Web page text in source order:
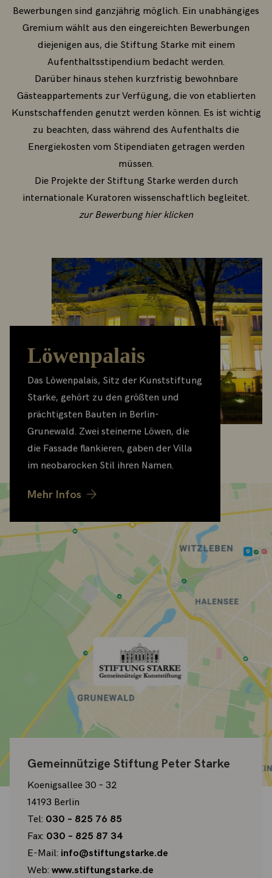
Bewerbungen sind ganzjährig möglich. Ein unabhängiges
Gremium wählt aus den eingereichten Bewerbungen
diejenigen aus, die Stiftung Starke mit einem
Aufenthaltsstipendium bedacht werden.
Darüber hinaus stehen kurzfristig bewohnbare
Gästeappartements zur Verfügung, die von etablierten
Kunstschaffenden genutzt werden können. Es ist wichtig
zu beachten, dass während des Aufenthalts die
Energiekosten vom Stipendiaten getragen werden
müssen.
Die Projekte der Stiftung Starke werden durch
internationale Kuratoren wissenschaftlich begleitet.
zur Bewerbung hier klicken
Löwenpalais
Das Löwenpalais, Sitz der Kunststiftung
Starke, gehört zu den größten und
prächtigsten Bauten in Berlin-
Grunewald. Zwei steinerne Löwen, die
die Fassade flankieren, gaben der Villa
im neobarocken Stil ihren Namen.
Mehr Infos
Gemeinnützige Stiftung Peter Starke
Koenigsallee 30 – 32
14193 Berlin
Tel: 030 – 825 76 85
Fax: 030 – 825 87 34
E-Mail: info@stiftungstarke.de
Web:www.stiftungstarke.de